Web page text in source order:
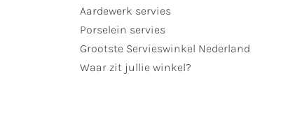
Aardewerk servies
Porselein servies
Grootste Servieswinkel Nederland
Waar zit jullie winkel?